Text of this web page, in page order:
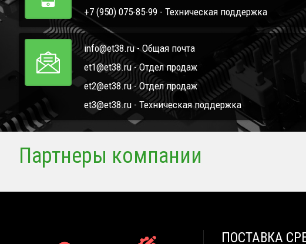
+7 (950) 075-85-99 - Техническая поддержка
info@et38.ru - Общая почта
et1@et38.ru - Отдел продаж
et2@et38.ru - Отдел продаж
et3@et38.ru - Техническая поддержка
Партнеры компании
ПОСТАВКА